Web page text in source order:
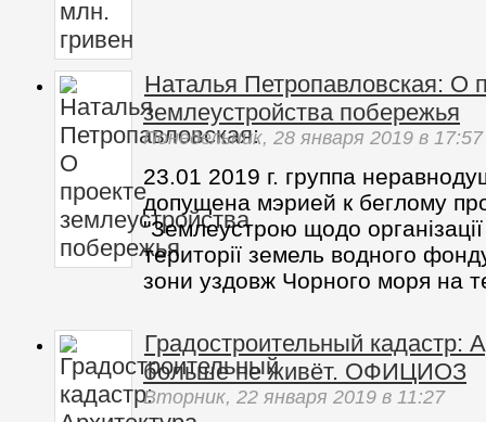
Наталья Петропавловская: О
землеустройства побережья
Понедельник, 28 января 2019 в 17:57
23.01 2019 г. группа
допущена мэрией к беглому
"Землеустрою щодо
території земель водного
зони уздовж Чорного моря на
Градостроительный кадастр:
больше не живёт. ОФИЦИОЗ
Вторник, 22 января 2019 в 11:27